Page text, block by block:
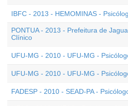
IBFC - 2013 - HEMOMINAS -
PONTUA - 2013 - Prefeitura de
Clínico
UFU-MG - 2010 - UFU-MG -
UFU-MG - 2010 - UFU-MG -
FADESP - 2010 - SEAD-PA -